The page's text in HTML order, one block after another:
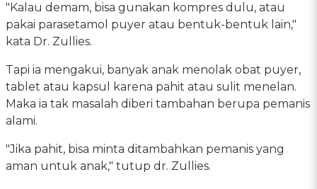
"Kalau demam, bisa gunakan kompres dulu, atau
pakai parasetamol puyer atau bentuk-bentuk lain,"
kata Dr. Zullies.
Tapi ia mengakui, banyak anak menolak obat puyer,
tablet atau kapsul karena pahit atau sulit menelan.
Maka ia tak masalah diberi tambahan berupa pemanis
alami.
"Jika pahit, bisa minta ditambahkan pemanis yang
aman untuk anak," tutup dr. Zullies.